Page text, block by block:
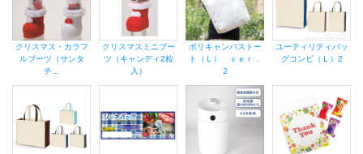
クリスマス・カラフ
ルブーツ（サンタ
チ...
クリスマスミニブー
ツ（キャンディ2粒
入）
ポリキャンバストー
ト（Ｌ） ｖｅｒ．
２
ユーティリティバッ
グコンビ（Ｌ）2